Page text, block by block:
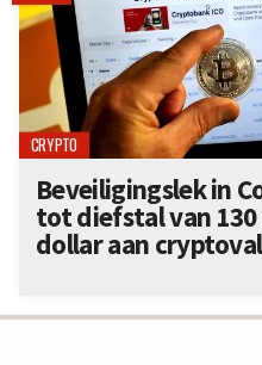
CRYPTO
Beveiligingslek in
tot diefstal van
dollar aan